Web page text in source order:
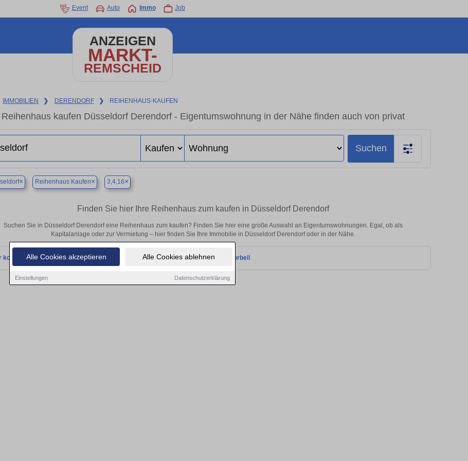
Alle Cookies akzeptieren Alle Cookies ablehnen
Einstellungen Datenschutzerklärung
Event Auto Immo Job
ANZEIGEN
MARKT-
REMSCHEID
IMMOBILIEN ❯ DERENDORF ❯ REIHENHAUS-KAUFEN
Reihenhaus kaufen Düsseldorf Derendorf - Eigentumswohnung in der Nähe finden auch von privat
Suchen
× Reihenhaus Kaufen× 3,4,16×
Finden Sie hier Ihre Reihenhaus zum kaufen in Düsseldorf Derendorf
Suchen Sie in Düsseldorf Derendorf eine Reihenhaus zum kaufen? Finden Sie hier eine große Auswahl an Eigentumswohnungen. Egal, ob als
Kapitalanlage oder zur Vermietung – hier finden Sie Ihre Immobilie in Düsseldorf Derendorf oder in der Nähe.
konnten wir derzeit keine passenden Objekte finden. Schauen Sie bald wieder vorbei!